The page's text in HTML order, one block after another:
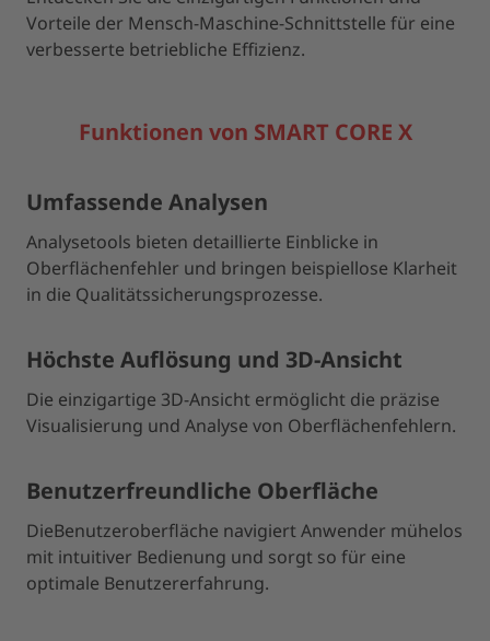
Vorteile der Mensch-Maschine-Schnittstelle für eine
verbesserte betriebliche Effizienz.
Funktionen von SMART CORE X
Umfassende Analysen
Analysetools bieten detaillierte Einblicke in
Oberflächenfehler und bringen beispiellose Klarheit
in die Qualitätssicherungsprozesse.
Höchste Auflösung und 3D-Ansicht
Die einzigartige 3D-Ansicht ermöglicht die präzise
Visualisierung und Analyse von Oberflächenfehlern.
Benutzerfreundliche Oberfläche
DieBenutzeroberfläche navigiert Anwender mühelos
mit intuitiver Bedienung und sorgt so für eine
optimale Benutzererfahrung.